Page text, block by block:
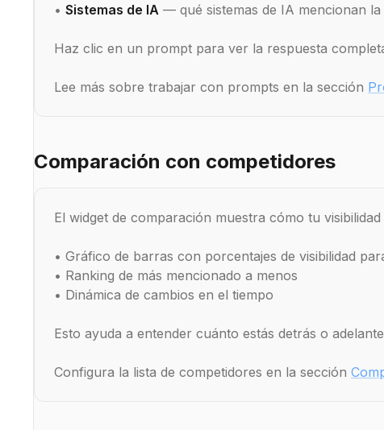
• Sistemas de IA — qué sistemas de IA mencionan la
Haz clic en un prompt para ver la respuesta
Lee más sobre trabajar con prompts en la sección
Comparación con competidores
El widget de comparación muestra cómo tu
• Gráfico de barras con porcentajes de visibilidad
• Ranking de más mencionado a menos
• Dinámica de cambios en el tiempo
Esto ayuda a entender cuánto estás detrás o
Configura la lista de competidores en la sección